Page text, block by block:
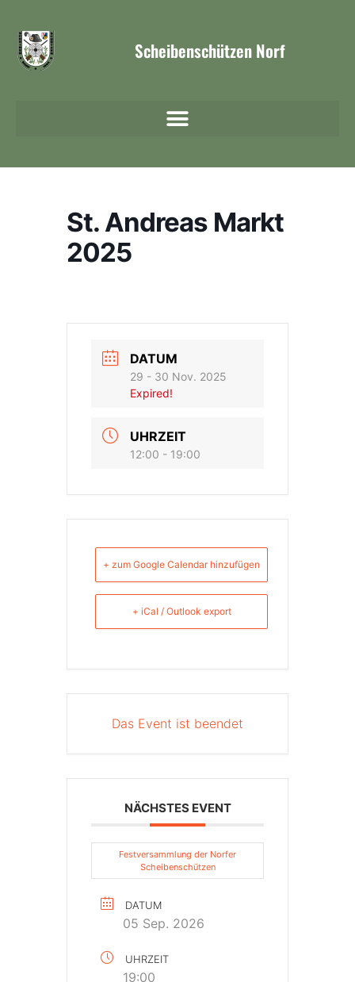
Scheibenschützen Norf
St. Andreas Markt
2025
DATUM
29 - 30 Nov. 2025
Expired!
UHRZEIT
12:00 - 19:00
+ zum Google Calendar hinzufügen
+ iCal / Outlook export
Das Event ist beendet
NÄCHSTES EVENT
Festversammlung der Norfer
Scheibenschützen
DATUM
05 Sep. 2026
UHRZEIT
19:00